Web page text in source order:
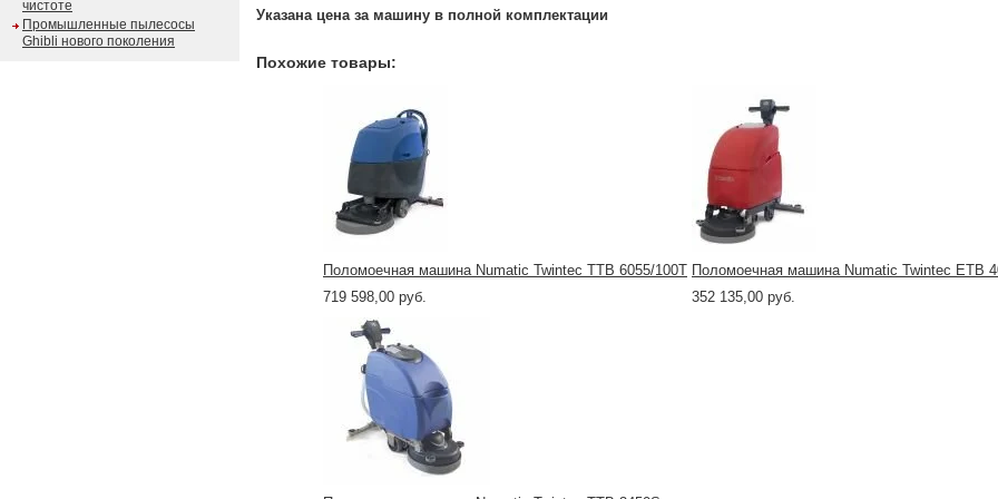
чистоте
Промышленные пылесосы
Ghibli нового поколения
Указана цена за машину в полной комплектации
Похожие товары:
Поломоечная машина Numatic Twintec TTB 6055/100T
719 598,00 руб.
Поломоечная машина Numatic Twintec ETB
352 135,00 руб.